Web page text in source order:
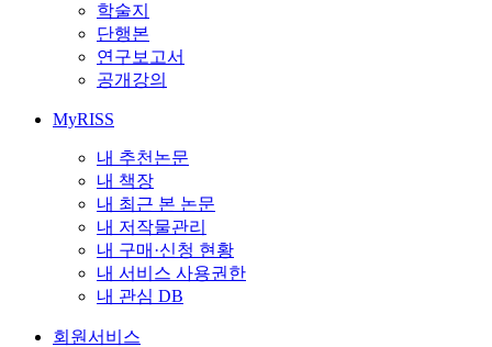
학술지
단행본
연구보고서
공개강의
MyRISS
내 추천논문
내 책장
내 최근 본 논문
내 저작물관리
내 구매·신청 현황
내 서비스 사용권한
내 관심 DB
회원서비스